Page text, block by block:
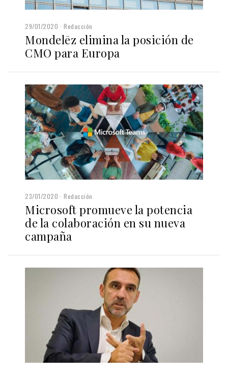
29/01/2020 Redacción
Mondelēz elimina la posición de
CMO para Europa
23/01/2020 Redacción
Microsoft promueve la potencia
de la colaboración en su nueva
campaña